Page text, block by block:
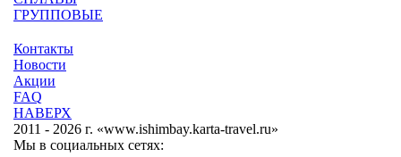
Контакты
Новости
Акции
FAQ
НАВЕРХ
2011 - 2026 г. «www.ishimbay.karta-travel.ru»
ГРУППОВЫЕ
Мы в социальных сетях: